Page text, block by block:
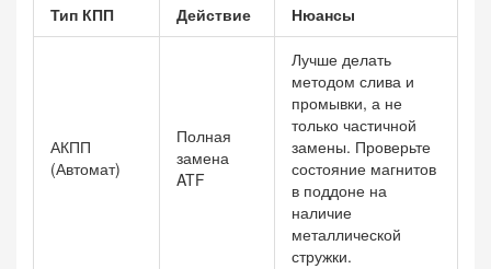
Тип КПП
Действие Нюансы
АКПП
(Автомат)
Полная
замена
ATF
Лучше делать
методом слива и
промывки, а не
только частичной
замены. Проверьте
состояние магнитов
в поддоне на
наличие
металлической
стружки.